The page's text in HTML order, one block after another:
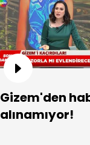
Gizem'den
alınamıyor!